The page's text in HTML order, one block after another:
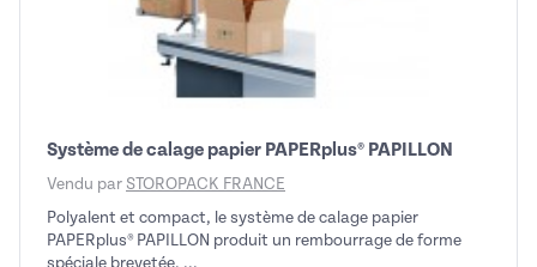
Système de calage papier PAPERplus® PAPILLON
Vendu par STOROPACK FRANCE
Polyalent et compact, le système de calage papier
PAPERplus® PAPILLON produit un rembourrage de forme
spéciale brevetée. ...